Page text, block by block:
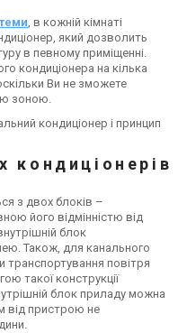
, в кожній кімнаті
який дозволить
в певному приміщенні.
кондиціонера на кілька
Ви не зможете
зоною.
кондиціонер і принцип
кондиціонерів
з двох блоків –
його відмінністю від
блок
Також, для канального
транспортування повітря
такої конструкції
блок приладу можна
від пристрою не